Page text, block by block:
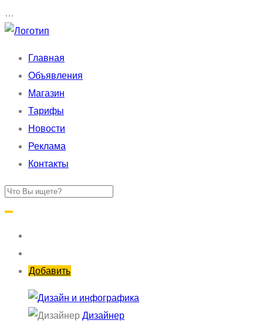
…
Главная
Объявления
Магазин
Тарифы
Новости
Реклама
Контакты
Добавить
Дизайнер